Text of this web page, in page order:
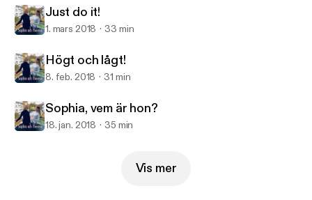
Sophia och Therese
Just do it!
1. mars 2018 33 min
Högt och lågt!
8. feb. 2018 31 min
Sophia, vem är hon?
18. jan. 2018 35 min
Vis mer